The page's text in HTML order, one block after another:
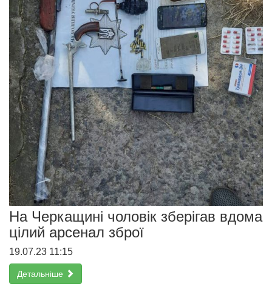
На Черкащині чоловік зберігав вдома
цілий арсенал зброї
19.07.23 11:15
Детальніше